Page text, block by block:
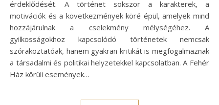
érdeklődését. A történet sokszor a karakterek, a
motivációk és a következmények köré épül, amelyek mind
hozzájárulnak a cselekmény mélységéhez. A
gyilkosságokhoz kapcsolódó történetek nemcsak
szórakoztatóak, hanem gyakran kritikát is megfogalmaznak
a társadalmi és politikai helyzetekkel kapcsolatban. A Fehér
Ház körüli események…